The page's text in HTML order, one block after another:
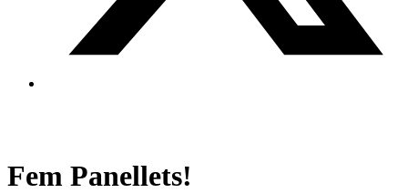
Fem Panellets!